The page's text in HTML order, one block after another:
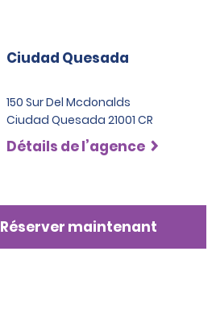
Ciudad Quesada
150 Sur Del Mcdonalds
Ciudad Quesada 21001 CR
Détails de l’agence
Réserver maintenant